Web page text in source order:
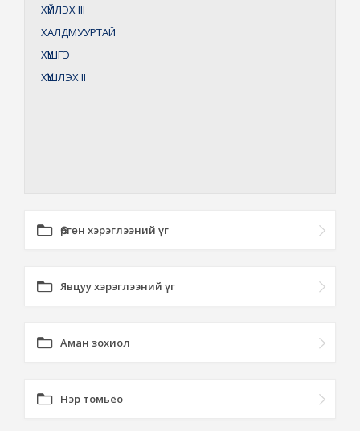
ХҮЙЛЭХIII
ХАЛДМУУРТАЙ
ХҮҮШГЭ
ХҮҮШЛЭХII
Өргөн хэрэглээний үг
Явцуу хэрэглээний үг
Аман зохиол
Нэр томьёо